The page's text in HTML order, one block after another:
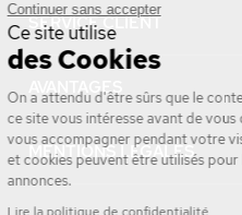
SERVICE CLIENT
AVANTAGES
MENTIONS LÉGALES
Continuer sans accepter
Ce site utilise
des Cookies
On a attendu d'être sûrs que le
ce site vous intéresse avant de
vous accompagner pendant votre
et cookies peuvent être utilisés
annonces.